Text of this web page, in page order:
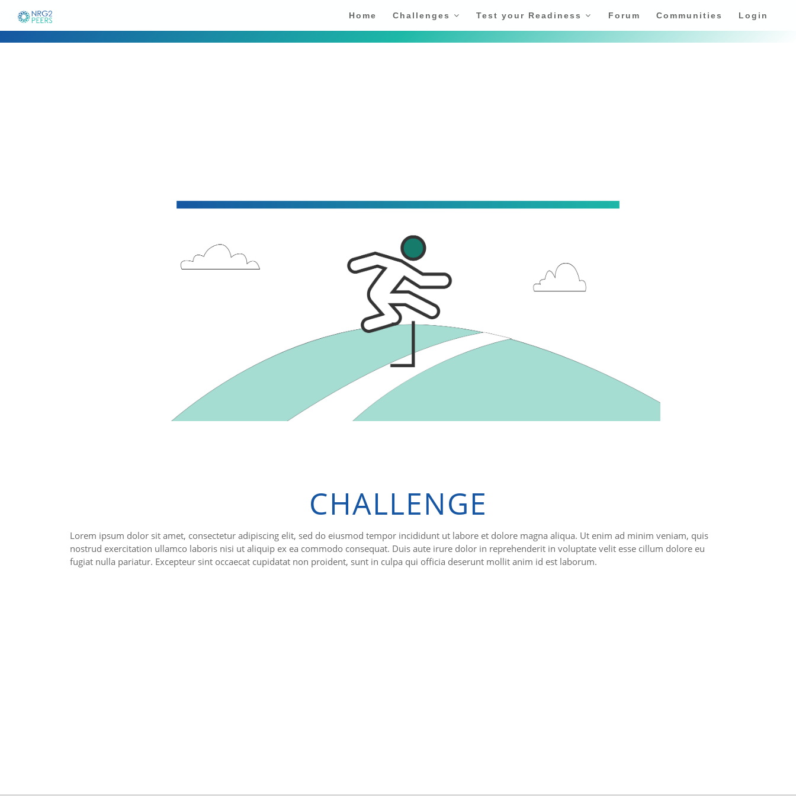
Home Challenges Test your Readiness Forum Communities Login
CHALLENGE
Lorem ipsum dolor sit amet, consectetur adipiscing elit, sed do eiusmod tempor incididunt ut labore et dolore magna aliqua. Ut enim ad minim veniam, quis
nostrud exercitation ullamco laboris nisi ut aliquip ex ea commodo consequat. Duis aute irure dolor in reprehenderit in voluptate velit esse cillum dolore eu
fugiat nulla pariatur. Excepteur sint occaecat cupidatat non proident, sunt in culpa qui officia deserunt mollit anim id est laborum.